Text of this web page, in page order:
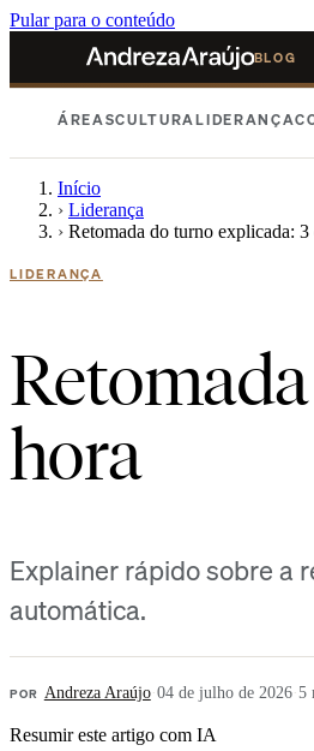
Pular para o conteúdo
BLOG
ÁREASCULTURALIDERANÇA
Início
› Liderança
› Retomada do turno explicada:
LIDERANÇA
hora
Explainer rápido sobre a
automática.
POR Andreza Araújo·04 de julho de 2026·5
Resumir este artigo com IA